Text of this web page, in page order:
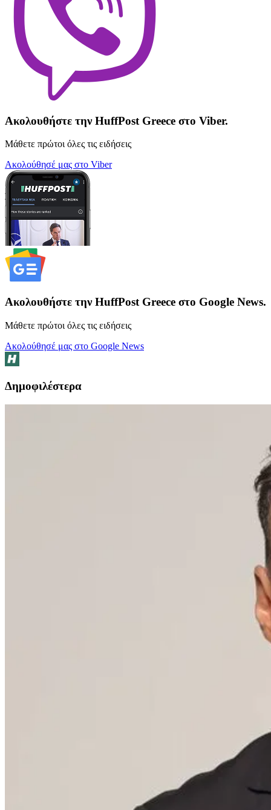
Ακολουθήστε την HuffPost Greece στο Viber.
Μάθετε πρώτοι όλες τις ειδήσεις
Ακολούθησέ μας στο Viber
Ακολουθήστε την HuffPost Greece στο Google News.
Μάθετε πρώτοι όλες τις ειδήσεις
Ακολούθησέ μας στο Google News
Δημοφιλέστερα